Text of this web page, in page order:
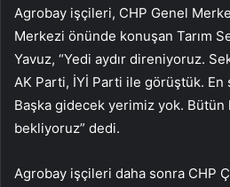
Agrobay işçileri, CHP Genel
Merkezi önünde konuşan Tarım
Yavuz, “Yedi aydır direniyoruz.
AK Parti, İYİ Parti ile görüştük. En
Başka gidecek yerimiz yok.
bekliyoruz” dedi.
Agrobay işçileri daha sonra CHP